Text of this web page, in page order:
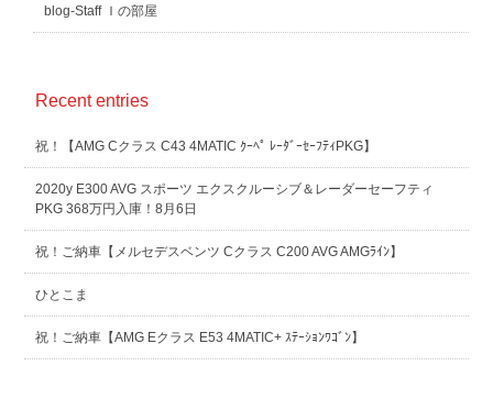
blog-Staff Ｉの部屋
Recent entries
祝！【AMG Cクラス C43 4MATIC ｸｰﾍﾟ ﾚｰﾀﾞｰｾｰﾌﾃｨPKG】
2020y E300 AVG スポーツ エクスクルーシブ＆レーダーセーフティ
PKG 368万円入庫！8月6日
祝！ご納車【メルセデスベンツ Cクラス C200 AVG AMGﾗｲﾝ】
ひとこま
祝！ご納車【AMG Eクラス E53 4MATIC+ ｽﾃｰｼｮﾝﾜｺﾞﾝ】